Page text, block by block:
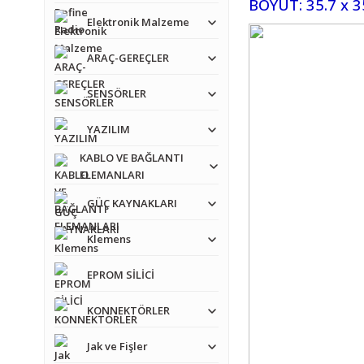
Elektronik Malzeme
ARAÇ-GEREÇLER
SENSÖRLER
YAZILIM
KABLO VE BAĞLANTI
ELEMANLARI
GÜÇ KAYNAKLARI
Klemens
EPROM SİLİCİ
KONNEKTÖRLER
Jak ve Fişler
BOYUT: 35.7 x